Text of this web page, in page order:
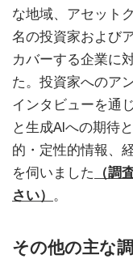
な地域、アセット
名の投資家および
カバーする企業に
た。投資家へのア
インタビューを通
と生成AIへの期待
的・定性的情報、
を伺いました （調
さい） 。
その他の主な